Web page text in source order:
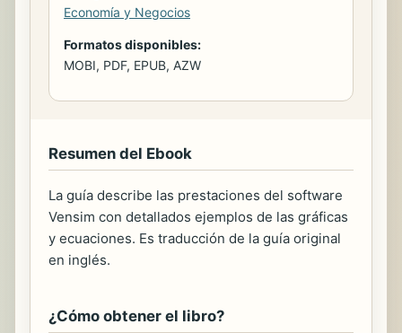
Economía y Negocios
Formatos disponibles:
MOBI, PDF, EPUB, AZW
Resumen del Ebook
La guía describe las prestaciones del software
Vensim con detallados ejemplos de las gráficas
y ecuaciones. Es traducción de la guía original
en inglés.
¿Cómo obtener el libro?